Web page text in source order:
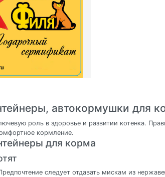
автокормушки для
роль в здоровье и развитии котенка.
кормление.
для корма
следует отдавать мискам из